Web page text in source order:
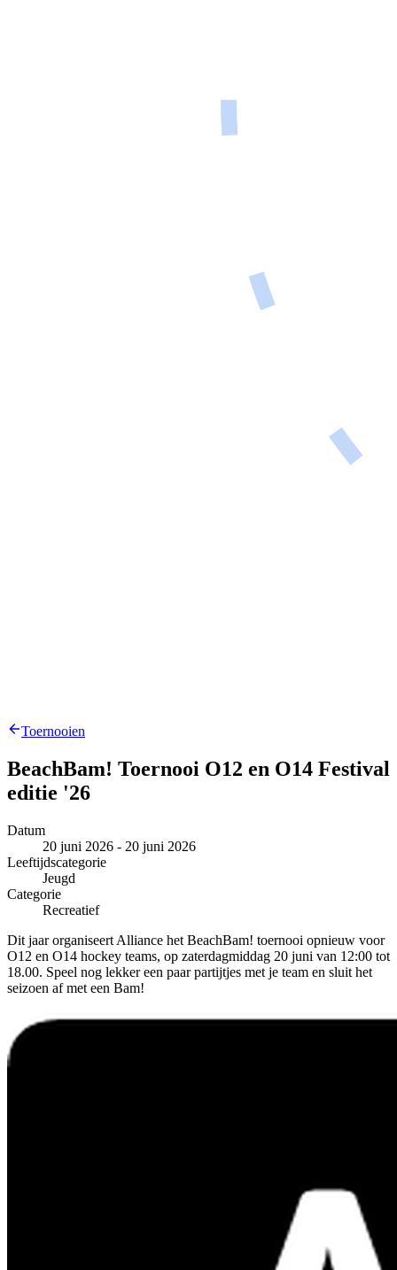
Toernooien
BeachBam! Toernooi O12 en O14 Festival
editie '26
Datum
20 juni 2026 - 20 juni 2026
Leeftijdscategorie
Jeugd
Categorie
Recreatief
Dit jaar organiseert Alliance het BeachBam! toernooi opnieuw voor
O12 en O14 hockey teams, op zaterdagmiddag 20 juni van 12:00 tot
18.00. Speel nog lekker een paar partijtjes met je team en sluit het
seizoen af met een Bam!